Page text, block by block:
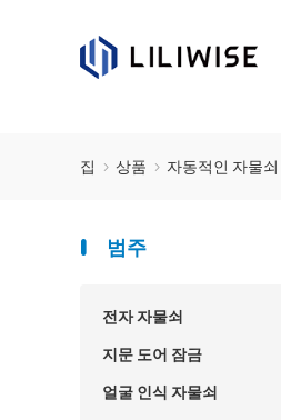
집 상품 자동적인 자물쇠
범주
전자 자물쇠
지문 도어 잠금
얼굴 인식 자물쇠